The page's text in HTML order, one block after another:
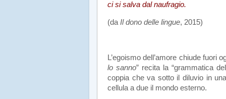
ci si salva dal naufragio.
(da Il dono delle lingue, 2015)
L’egoismo dell’amore chiude fuori
lo sanno” recita la “grammatica
coppia che va sotto il diluvio in
cellula a due il mondo esterno.